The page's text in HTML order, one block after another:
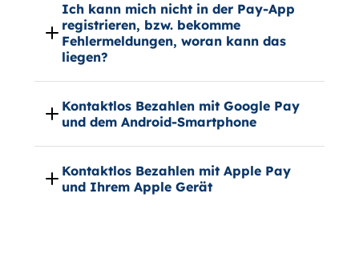
Ich kann mich nicht in der Pay-App
registrieren, bzw. bekomme
Fehlermeldungen, woran kann das
liegen?
Kontaktlos Bezahlen mit Google Pay
und dem Android-Smartphone
Kontaktlos Bezahlen mit Apple Pay
und Ihrem Apple Gerät